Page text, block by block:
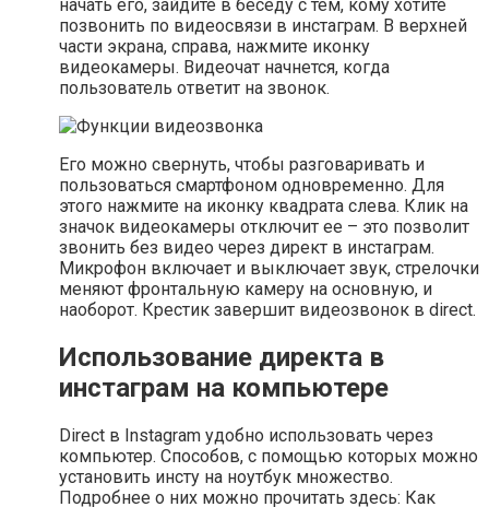
начать его, зайдите в беседу с тем, кому хотите
позвонить по видеосвязи в инстаграм. В верхней
части экрана, справа, нажмите иконку
видеокамеры. Видеочат начнется, когда
пользователь ответит на звонок.
Его можно свернуть, чтобы разговаривать и
пользоваться смартфоном одновременно. Для
этого нажмите на иконку квадрата слева. Клик на
значок видеокамеры отключит ее – это позволит
звонить без видео через директ в инстаграм.
Микрофон включает и выключает звук, стрелочки
меняют фронтальную камеру на основную, и
наоборот. Крестик завершит видеозвонок в direct.
Использование директа в
инстаграм на компьютере
Direct в Instagram удобно использовать через
компьютер. Способов, с помощью которых можно
установить инсту на ноутбук множество.
Подробнее о них можно прочитать здесь: Как